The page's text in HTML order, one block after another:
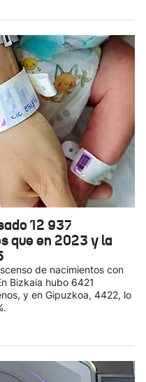
12 937
que en 2023 y la
de nacimientos con
Bizkaia hubo 6421
y en Gipuzkoa, 4422, lo